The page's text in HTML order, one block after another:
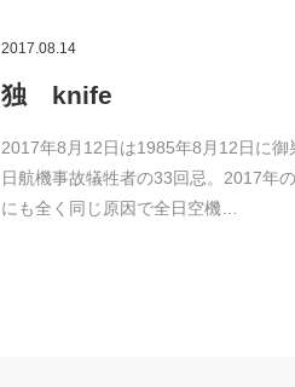
2017.08.14
独 knife
2017年8月12日は1985年8月12日に御
日航機事故犠牲者の33回忌。2017年
にも全く同じ原因で全日空機…